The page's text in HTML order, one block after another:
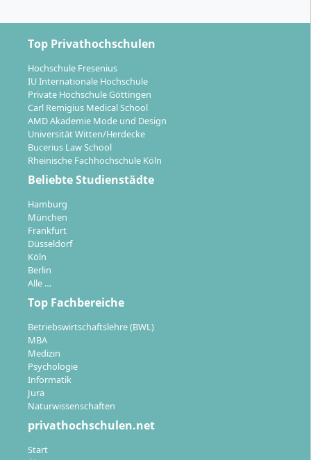
Top Privathochschulen
Hochschule Fresenius
IU Internationale Hochschule
Private Hochschule Göttingen
Carl Remigius Medical School
AMD Akademie Mode und Design
Universität Witten/Herdecke
Bucerius Law School
Rheinische Fachhochschule Köln
Beliebte Studienstädte
Hamburg
München
Frankfurt
Düsseldorf
Köln
Berlin
Alle …
Top Fachbereiche
Betriebswirtschaftslehre (BWL)
MBA
Medizin
Psychologie
Informatik
Jura
Naturwissenschaften
privathochschulen.net
Start